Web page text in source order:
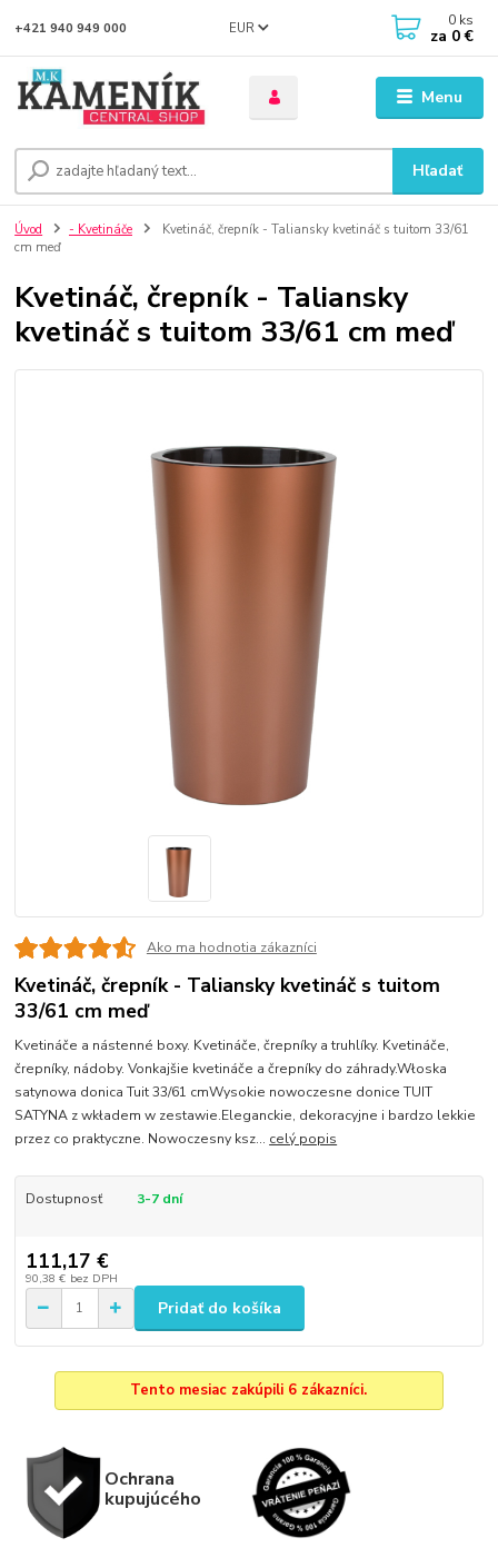
Menu
EUR
Hľadať
+421 940 949 000 0 ks
za 0 €
Úvod - Kvetináče
Kvetináč, črepník - Taliansky kvetináč s tuitom 33/61
cm meď
Kvetináč, črepník - Taliansky
kvetináč s tuitom 33/61 cm meď
Ako ma hodnotia zákazníci
Kvetináč, črepník - Taliansky kvetináč s tuitom
33/61 cm meď
Kvetináče a nástenné boxy. Kvetináče, črepníky a truhlíky. Kvetináče,
črepníky, nádoby. Vonkajšie kvetináče a črepníky do záhrady.Włoska
satynowa donica Tuit 33/61 cmWysokie nowoczesne donice TUIT
SATYNA z wkładem w zestawie.Eleganckie, dekoracyjne i bardzo lekkie
przez co praktyczne. Nowoczesny ksz... celý popis
Dostupnosť 3-7 dní
111,17 €
90,38 € bez DPH
Pridať do košíka
Tento mesiac zakúpili 6 zákazníci.
Ochrana
kupujúcého